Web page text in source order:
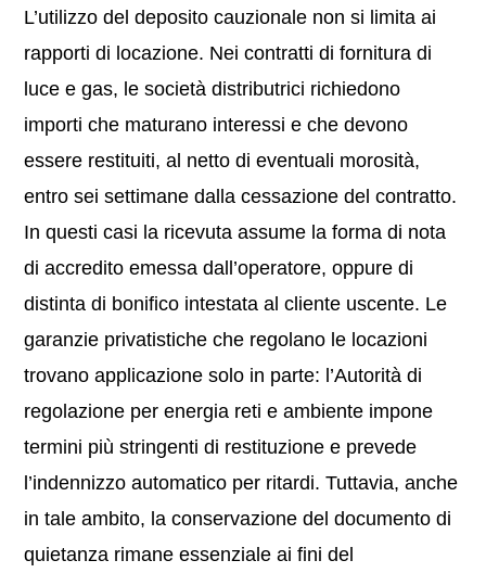
L’utilizzo del deposito cauzionale non si limita ai
rapporti di locazione. Nei contratti di fornitura di
luce e gas, le società distributrici richiedono
importi che maturano interessi e che devono
essere restituiti, al netto di eventuali morosità,
entro sei settimane dalla cessazione del contratto.
In questi casi la ricevuta assume la forma di nota
di accredito emessa dall’operatore, oppure di
distinta di bonifico intestata al cliente uscente. Le
garanzie privatistiche che regolano le locazioni
trovano applicazione solo in parte: l’Autorità di
regolazione per energia reti e ambiente impone
termini più stringenti di restituzione e prevede
l’indennizzo automatico per ritardi. Tuttavia, anche
in tale ambito, la conservazione del documento di
quietanza rimane essenziale ai fini del